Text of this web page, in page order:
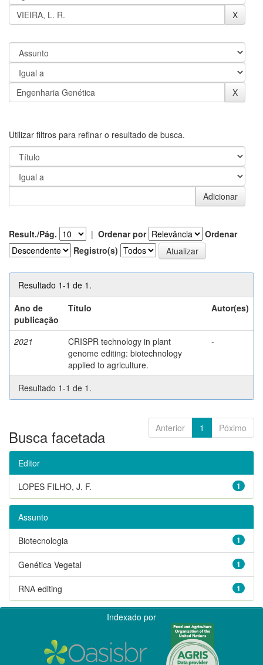
Utilizar filtros para refinar o resultado de busca.
Result./Pág. | Ordenar por
Ordenar
Registro(s)
Resultado 1-1 de 1.
Ano de
publicação
Título Autor(es)
2021
CRISPR technology in plant
genome editing: biotechnology
applied to agriculture.
-
Resultado 1-1 de 1.
Anterior 1 Póximo
Busca facetada
Editor
1
LOPES FILHO, J. F.
Assunto
1
Biotecnologia
1
Genética Vegetal
1
RNA editing
Indexado por